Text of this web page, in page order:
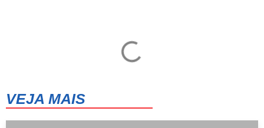
VEJA MAIS